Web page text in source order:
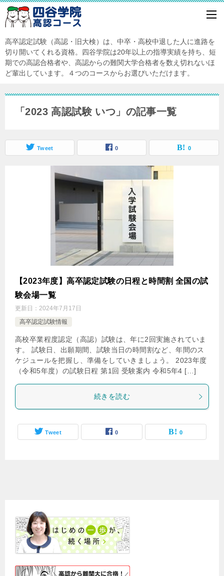
高卒認定試験（高認・旧大検）は、中卒・高校中退した人に進路を
切り開いてくれる資格。四谷学院は20年以上の指導実績を持ち、短
期での高認合格者や、高認からの難関大学合格者を数え切れないほ
ど輩出しています。４つのコースからお選びいただけます。
「2023 高認試験 いつ」の記事一覧
Tweet 0 0
【2023年度】高卒認定試験の日程と時間割 全国の試
験会場一覧
更新日： 2024年7月17日
高卒認定試験情報
高校卒業程度認定（高認）試験は、年に2回実施されていま
す。 試験日、出願期間、試験当日の時間割など、年間のス
ケジュールを把握し、準備をしていきましょう。 2023年度
（令和5年度）の試験日程 第1回 受験案内 令和5年4 […]
続きを読む
Tweet 0 0